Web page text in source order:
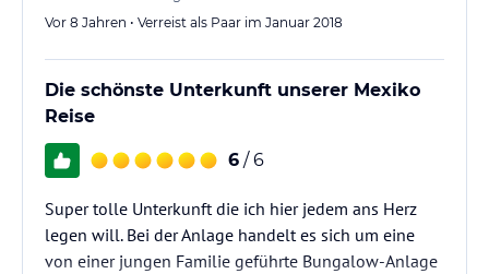
Vor 8 Jahren • Verreist als Paar im Januar 2018
Die schönste Unterkunft unserer Mexiko
Reise
6 / 6
Super tolle Unterkunft die ich hier jedem ans Herz
legen will. Bei der Anlage handelt es sich um eine
von einer jungen Familie geführte Bungalow-Anlage